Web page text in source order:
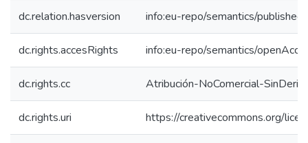
dc.relation.hasversion info:eu-repo/semantics/
dc.rights.accesRights info:eu-repo/semantics/
dc.rights.cc Atribución-NoComercial-
dc.rights.uri https://creativecommons.org/